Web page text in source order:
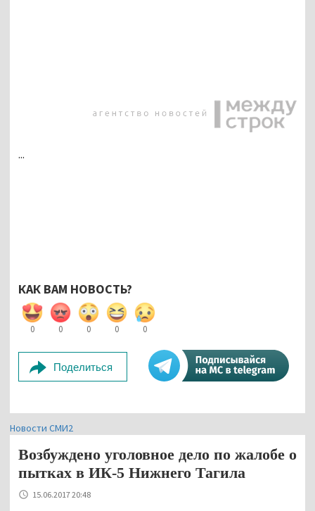
...
КАК ВАМ НОВОСТЬ?
0 0 0 0 0
Поделиться
Новости СМИ2
Возбуждено уголовное дело по жалобе о
пытках в ИК-5 Нижнего Тагила
15.06.2017 20:48